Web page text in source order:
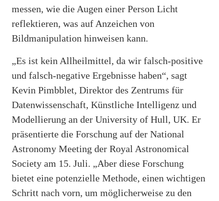
messen, wie die Augen einer Person Licht
reflektieren, was auf Anzeichen von
Bildmanipulation hinweisen kann.
„Es ist kein Allheilmittel, da wir falsch-positive
und falsch-negative Ergebnisse haben“, sagt
Kevin Pimbblet, Direktor des Zentrums für
Datenwissenschaft, Künstliche Intelligenz und
Modellierung an der University of Hull, UK. Er
präsentierte die Forschung auf der National
Astronomy Meeting der Royal Astronomical
Society am 15. Juli. „Aber diese Forschung
bietet eine potenzielle Methode, einen wichtigen
Schritt nach vorn, um möglicherweise zu den